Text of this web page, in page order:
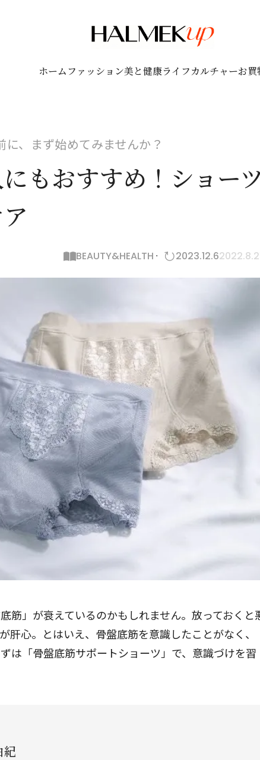
ホーム ファッション美と健康ライフカルチャーお買
、まず始めてみませんか？
もおすすめ！ショーツ
BEAUTY&HEALTH 2023.12.6
筋」が衰えているのかもしれません。放っておくと
肝心。とはいえ、骨盤底筋を意識したことがなく、
「骨盤底筋サポートショーツ」で、意識づけを習
紀